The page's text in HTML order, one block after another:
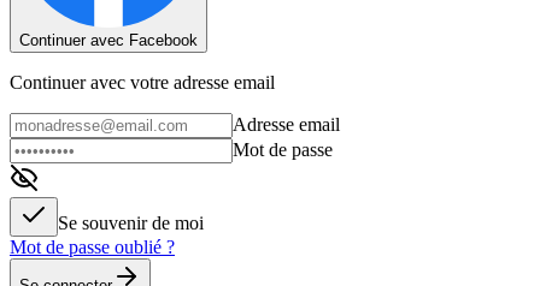
Continuer avec Facebook
Continuer avec votre adresse email
Adresse email
Mot de passe
Se souvenir de moi
Mot de passe oublié ?